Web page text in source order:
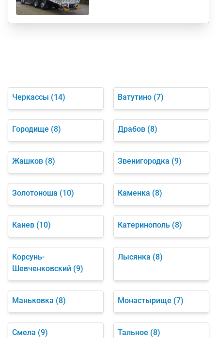
Черкассы (14) Ватутино (7)
Городище (8) Драбов (8)
Жашков (8) Звенигородка (9)
Золотоноша (10) Каменка (8)
Канев (10) Катеринополь (8)
Корсунь-
Шевченковский (9)
Лысянка (8)
Маньковка (8) Монастырище (7)
Смела (9) Тальное (8)